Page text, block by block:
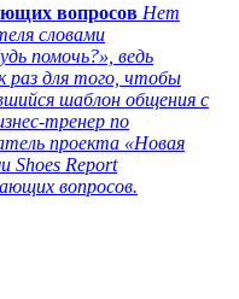
вопросов Нет
словами
помочь?», ведь
раз для того, чтобы
шаблон общения с
тренер по
проекта «Новая
Shoes Report
вопросов.